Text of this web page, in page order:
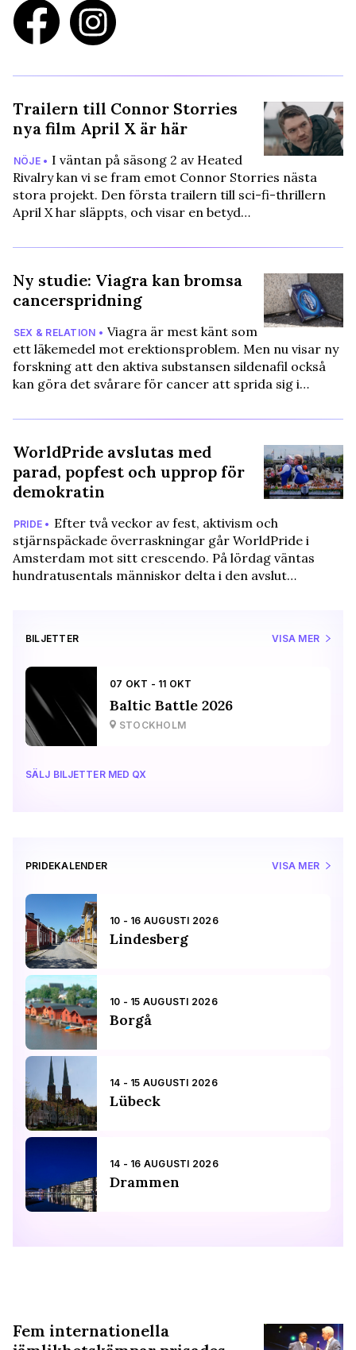
Trailern till Connor Storries
nya film April X är här
NÖJE • I väntan på säsong 2 av Heated
Rivalry kan vi se fram emot Connor Storries nästa
stora projekt. Den första trailern till sci-fi-thrillern
April X har släppts, och visar en betyd…
Ny studie: Viagra kan bromsa
cancerspridning
SEX & RELATION • Viagra är mest känt som
ett läkemedel mot erektionsproblem. Men nu visar ny
forskning att den aktiva substansen sildenafil också
kan göra det svårare för cancer att sprida sig i…
WorldPride avslutas med
parad, popfest och upprop för
demokratin
PRIDE • Efter två veckor av fest, aktivism och
stjärnspäckade överraskningar går WorldPride i
Amsterdam mot sitt crescendo. På lördag väntas
hundratusentals människor delta i den avslut…
BILJETTER VISA MER
07 OKT - 11 OKT
Baltic Battle 2026
STOCKHOLM
SÄLJ BILJETTER MED QX
PRIDEKALENDER VISA MER
10 - 16 AUGUSTI 2026
Lindesberg
10 - 15 AUGUSTI 2026
Borgå
14 - 15 AUGUSTI 2026
Lübeck
14 - 16 AUGUSTI 2026
Drammen
Fem internationella